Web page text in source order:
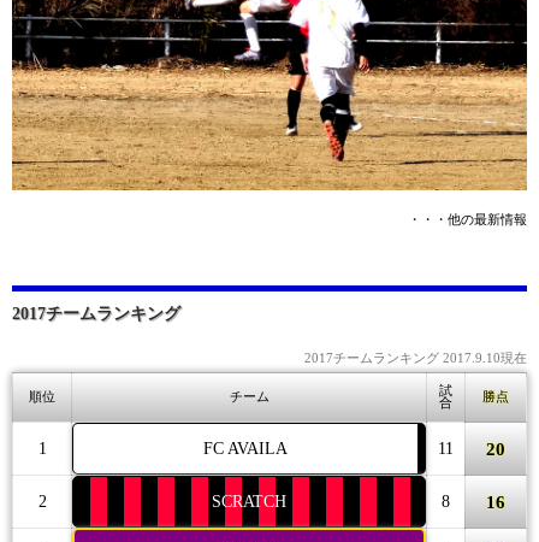
・・・他の最新情報
2017チームランキング
2017チームランキング 2017.9.10現在
順位 チーム
試
合
勝点
1 FC AVAILA 11 20
2 SCRATCH 8 16